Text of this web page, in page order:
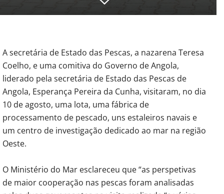
A secretária de Estado das Pescas, a nazarena Teresa
Coelho, e uma comitiva do Governo de Angola,
liderado pela secretária de Estado das Pescas de
Angola, Esperança Pereira da Cunha, visitaram, no dia
10 de agosto, uma lota, uma fábrica de
processamento de pescado, uns estaleiros navais e
um centro de investigação dedicado ao mar na região
Oeste.
O Ministério do Mar esclareceu que “as perspetivas
de maior cooperação nas pescas foram analisadas